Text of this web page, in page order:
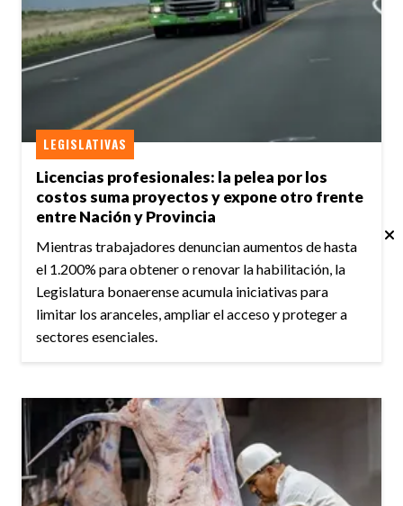
Licencias profesionales: la pelea por los
costos suma proyectos y expone otro frente
entre Nación y Provincia
LEGISLATIVAS
Mientras trabajadores denuncian aumentos de hasta
el 1.200% para obtener o renovar la habilitación, la
Legislatura bonaerense acumula iniciativas para
limitar los aranceles, ampliar el acceso y proteger a
sectores esenciales.